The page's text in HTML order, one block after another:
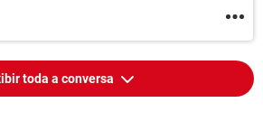
toda a conversa